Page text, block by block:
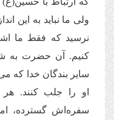
ولی ما نباید به این
نرسید كه فقط ما
كنیم. آن حضرت به
سایر بندگان خدا كه
او را جلب كنند.
سفره‌‌اش گسترده،